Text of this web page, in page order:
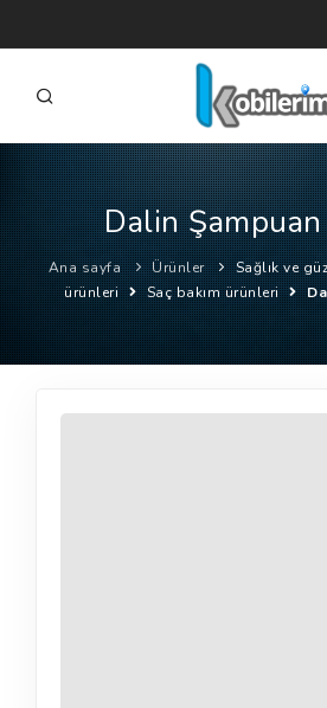
FIRMALAR
ÜRÜNLER
NASIL ÇALIŞIR?
Dalin
Ana sayfa Ürünler Sağlık ve
ürünleri
Saç bakım ürünleri